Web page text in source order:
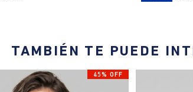
TAMBIÉN TE PUEDE
45% OFF